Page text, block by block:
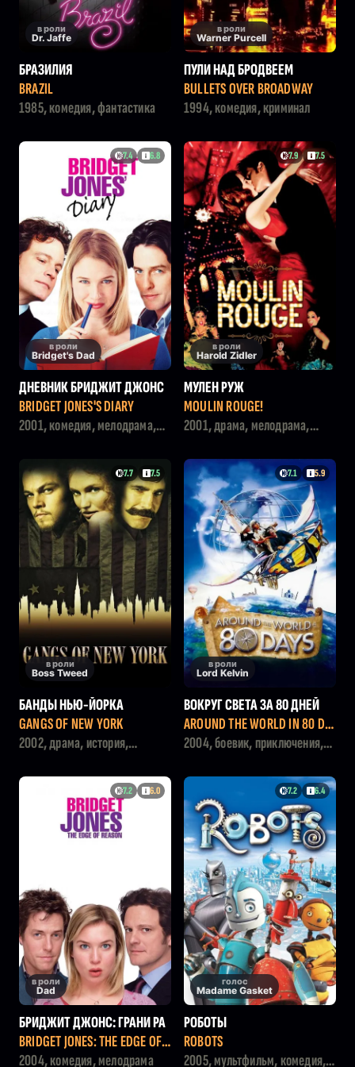
в роли
Dr. Jaffe
БРАЗИЛИЯ
BRAZIL
1985, комедия, фантастика
в роли
Warner Purcell
ПУЛИ НАД БРОДВЕЕМ
BULLETS OVER BROADWAY
1994, комедия, криминал
7.4 6.8
в роли
Bridget's Dad
ДНЕВНИК БРИДЖИТ ДЖОНС
BRIDGET JONES'S DIARY
2001, комедия, мелодрама,
7.9 7.5
в роли
Harold Zidler
МУЛЕН РУЖ
MOULIN ROUGE!
2001, драма, мелодрама,
7.7 7.5
в роли
Boss Tweed
БАНДЫ НЬЮ-ЙОРКА
GANGS OF NEW YORK
2002, драма, история,
7.1 5.9
в роли
Lord Kelvin
ВОКРУГ СВЕТА ЗА 80 ДНЕЙ
AROUND THE WORLD IN 80 DA
YS
2004, боевик, приключения,
7.2 6.0
в роли
Dad
БРИДЖИТ ДЖОНС: ГРАНИ РА
ЗУМНОГО
BRIDGET JONES: THE EDGE OF R
EASON
2004, комедия, мелодрама
7.2 6.4
голос
Madame Gasket
РОБОТЫ
ROBOTS
2005, мультфильм, комедия,